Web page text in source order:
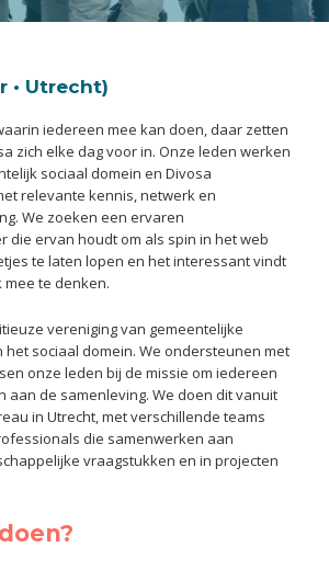
• Utrecht)
iedereen mee kan doen, daar zetten
zich elke dag voor in. Onze leden werken
sociaal domein en Divosa
relevante kennis, netwerk en
We zoeken een ervaren
die ervan houdt om als spin in het web
te laten lopen en het interessant vindt
te denken.
vereniging van gemeentelijke
het sociaal domein. We ondersteunen met
onze leden bij de missie om iedereen
aan de samenleving. We doen dit vanuit
in Utrecht, met verschillende teams
die samenwerken aan
vraagstukken en in projecten